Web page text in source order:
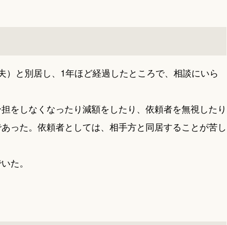
と別居し、1年ほど経過したところで、相談にいら
をしなくなったり減額をしたり、依頼者を無視したり
った。依頼者としては、相手方と同居することが苦し
た。